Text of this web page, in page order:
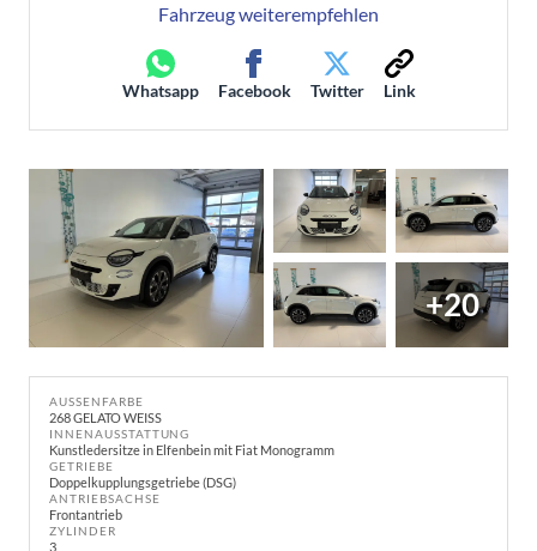
Fahrzeug weiterempfehlen
Whatsapp Facebook Twitter Link
+20
AUSSENFARBE
268 GELATO WEISS
INNENAUSSTATTUNG
Kunstledersitze in Elfenbein mit Fiat Monogramm
GETRIEBE
Doppelkupplungsgetriebe (DSG)
ANTRIEBSACHSE
Frontantrieb
ZYLINDER
3